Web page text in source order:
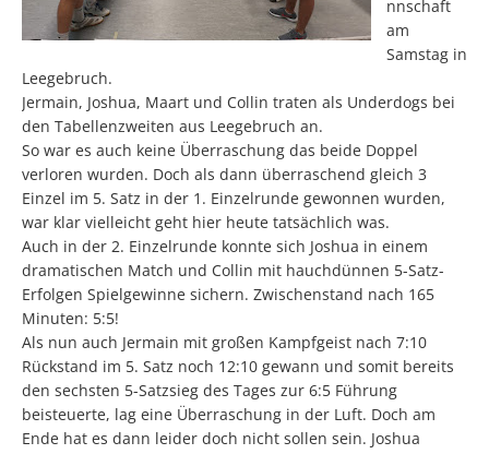
nnschaft
am
Samstag in
Leegebruch.
Jermain, Joshua, Maart und Collin traten als Underdogs bei
den Tabellenzweiten aus Leegebruch an.
So war es auch keine Überraschung das beide Doppel
verloren wurden. Doch als dann überraschend gleich 3
Einzel im 5. Satz in der 1. Einzelrunde gewonnen wurden,
war klar vielleicht geht hier heute tatsächlich was.
Auch in der 2. Einzelrunde konnte sich Joshua in einem
dramatischen Match und Collin mit hauchdünnen 5-Satz-
Erfolgen Spielgewinne sichern. Zwischenstand nach 165
Minuten: 5:5!
Als nun auch Jermain mit großen Kampfgeist nach 7:10
Rückstand im 5. Satz noch 12:10 gewann und somit bereits
den sechsten 5-Satzsieg des Tages zur 6:5 Führung
beisteuerte, lag eine Überraschung in der Luft. Doch am
Ende hat es dann leider doch nicht sollen sein. Joshua